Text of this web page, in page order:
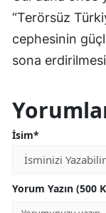
“Terörsüz
cephesinin
sona
İsim*
Yorum Yazın (500